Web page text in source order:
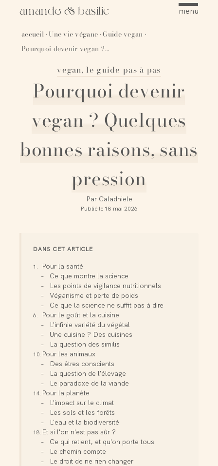
amande & basilic menu
accueil · Une vie végane · Guide vegan ·
Pourquoi devenir vegan ? Quelques bonnes raisons, sans pression
Épinglervegan, le guide pas à pas
Pourquoi devenir
vegan ? Quelques
bonnes raisons, sans
pression
Par Caladhiele
Publié le 18 mai 2026
DANS CET ARTICLE
Pour la santé
Ce que montre la science
Les points de vigilance nutritionnels
Véganisme et perte de poids
Ce que la science ne suffit pas à dire
Pour le goût et la cuisine
L'infinie variété du végétal
Une cuisine ? Des cuisines
La question des similis
Pour les animaux
Des êtres conscients
La question de l'élevage
Le paradoxe de la viande
Pour la planète
L'impact sur le climat
Les sols et les forêts
L'eau et la biodiversité
Et si l'on n'est pas sûr ?
Ce qui retient, et qu'on porte tous
Le chemin compte
Le droit de ne rien changer